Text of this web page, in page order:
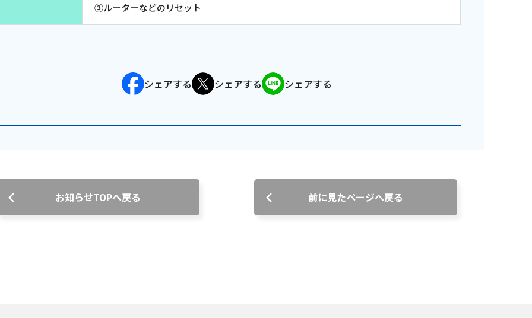
グループ会社
③ルーターなどのリセット
シェアする シェアする シェアする
お知らせTOPへ戻る 前に見たページへ戻る